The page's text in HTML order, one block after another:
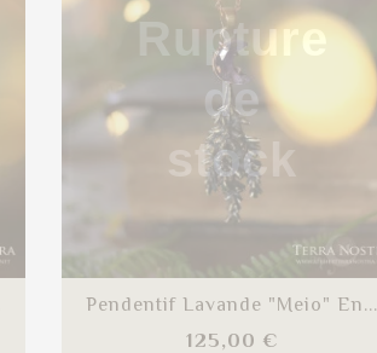
Rupture
de
stock
Pendentif Lavande "Meio" En...
125,00 €